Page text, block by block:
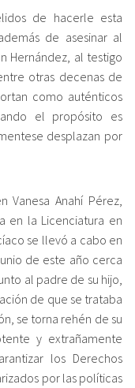
de hacerle esta
de asesinar al
Hernández, al testigo
otras decenas de
como auténticos
el propósito es
desplazan por
Anahí Pérez,
en la Licenciatura en
se llevó a cabo en
de este año cerca
al padre de su hijo,
de que se trataba
se torna rehén de su
y extrañamente
los Derechos
por las políticas